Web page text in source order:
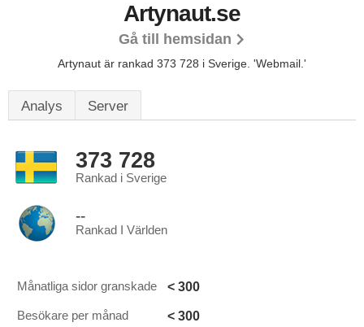
Artynaut.se
Gå till hemsidan
Artynaut är rankad 373 728 i Sverige. 'Webmail.'
Analys Server
373 728
Rankad i Sverige
--
Rankad I Världen
Månatliga sidor granskade < 300
Besökare per månad < 300